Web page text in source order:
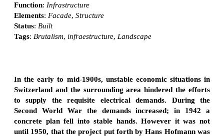
Function: Infrastructure
Elements: Facade, Structure
Status: Built
Tags: Brutalism, infraestructure, Landscape
In the early to mid-1900s, unstable economic situations in
Switzerland and the surrounding area hindered the efforts
to supply the requisite electrical demands. During the
Second World War the demands increased; in 1942 a
concrete plan fell into stable hands. However it was not
until 1950, that the project put forth by Hans Hofmann was